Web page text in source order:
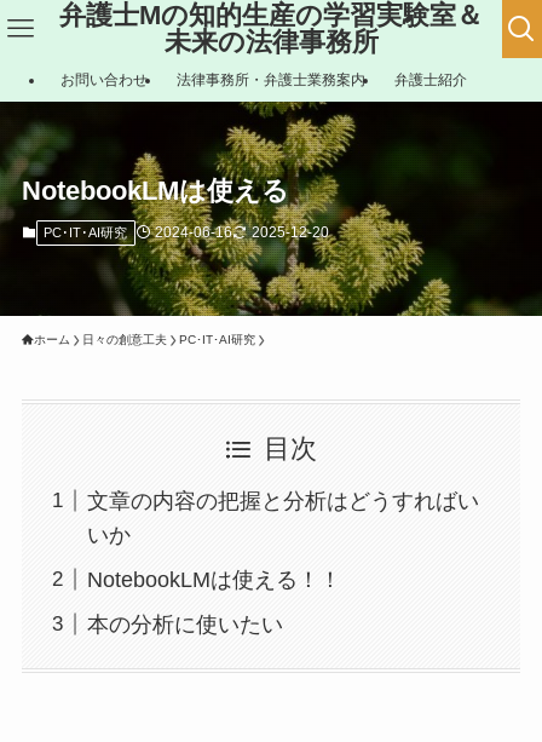
弁護士Mの知的生産の学習実験室＆
未来の法律事務所
お問い合わせ 法律事務所・弁護士業務案内 弁護士紹介
NotebookLMは使える
PC･IT･AI研究 2024-06-16 2025-12-20
ホーム 日々の創意工夫 PC･IT･AI研究
目次
文章の内容の把握と分析はどうすればい
いか
NotebookLMは使える！！
本の分析に使いたい